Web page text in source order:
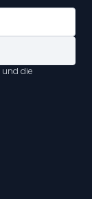
und die